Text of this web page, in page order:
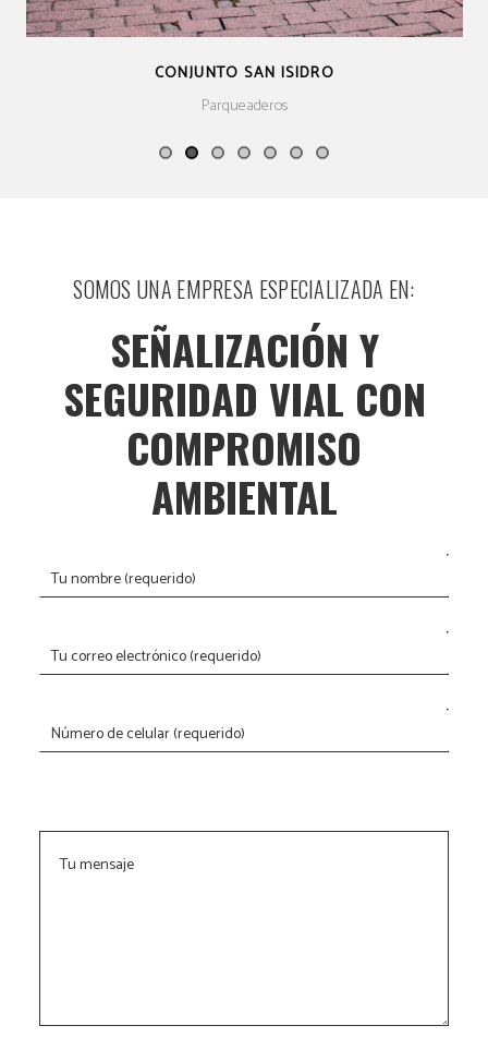
CONJUNTO SAN ISIDRO
Parqueaderos
SOMOS UNA EMPRESA ESPECIALIZADA EN:
SEÑALIZACIÓN Y
SEGURIDAD VIAL CON
COMPROMISO
AMBIENTAL
Tu nombre (requerido)
Tu correo electrónico (requerido)
Número de celular (requerido)